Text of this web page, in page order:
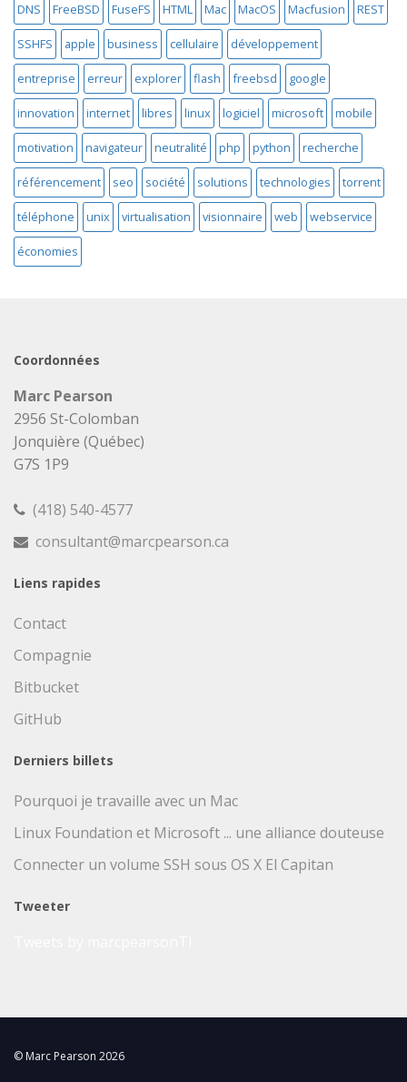
DNS FreeBSD FuseFS HTML Mac MacOS Macfusion REST
SSHFS apple business cellulaire développement
entreprise erreur explorer flash freebsd google
innovation internet libres linux logiciel microsoft mobile
motivation navigateur neutralité php python recherche
référencement seo société solutions technologies torrent
téléphone unix virtualisation visionnaire web webservice
économies
Coordonnées
Marc Pearson
2956 St-Colomban
Jonquière (Québec)
G7S 1P9
(418) 540-4577
consultant@marcpearson.ca
Liens rapides
Contact
Compagnie
Bitbucket
GitHub
Derniers billets
Pourquoi je travaille avec un Mac
Linux Foundation et Microsoft ... une alliance douteuse
Connecter un volume SSH sous OS X El Capitan
Tweeter
© Marc Pearson 2026